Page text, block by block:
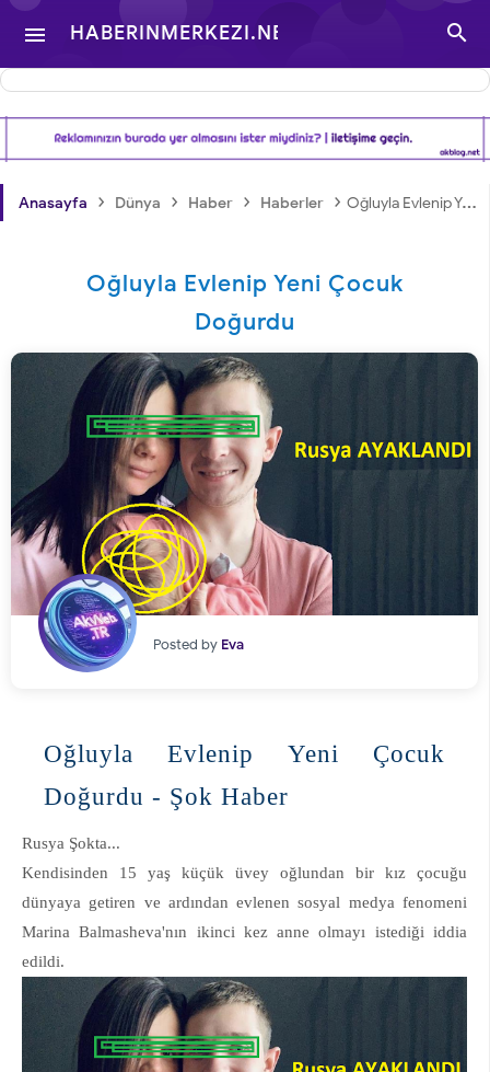
 HABERINMERKEZI.NET
- TÜRKIYE VE DÜNYA
GÜNDEMINDEN

Anasayfa › Dünya › Haber › Haberler › Oğluyla Evlenip Yeni Çocuk Doğurdu
Oğluyla Evlenip Yeni Çocuk
Doğurdu
Posted by Eva
Oğluyla Evlenip Yeni Çocuk
Doğurdu - Şok Haber
Rusya Şokta...
Kendisinden 15 yaş küçük üvey oğlundan bir kız çocuğu
dünyaya getiren ve ardından evlenen sosyal medya fenomeni
Marina Balmasheva'nın ikinci kez anne olmayı istediği iddia
edildi.